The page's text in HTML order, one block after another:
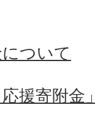
ついて
応援寄附金